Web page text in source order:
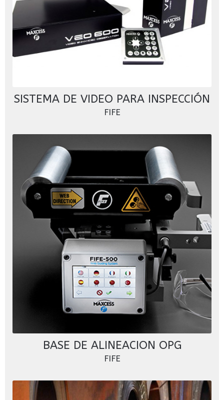
SISTEMA DE VIDEO PARA INSPECCIÓN
FIFE
BASE DE ALINEACION OPG
FIFE